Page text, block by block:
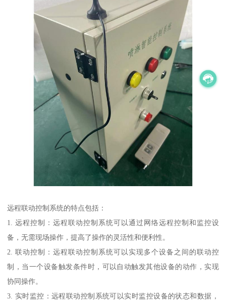
远程联动控制系统的特点包括：
1. 远程控制：远程联动控制系统可以通过网络远程控制和监控设
备，无需现场操作，提高了操作的灵活性和便利性。
2. 联动控制：远程联动控制系统可以实现多个设备之间的联动控
制，当一个设备触发条件时，可以自动触发其他设备的动作，实现
协同操作。
3. 实时监控：远程联动控制系统可以实时监控设备的状态和数据，